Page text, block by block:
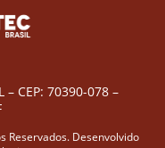
– CEP: 70390-078 –
Reservados. Desenvolvido